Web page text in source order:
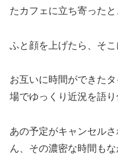
たカフェに立ち寄ったと
ふと顔を上げたら、そこ
お互いに時間ができた
場でゆっくり近況を語り
あの予定がキャンセル
ん、その濃密な時間もな